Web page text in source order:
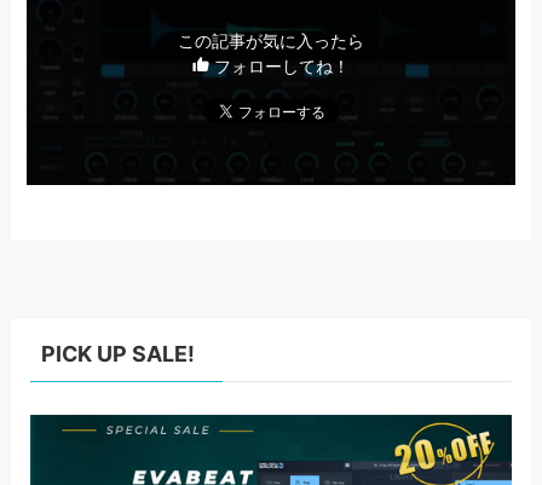
この記事が気に入ったら
フォローしてね！
PICK UP SALE!